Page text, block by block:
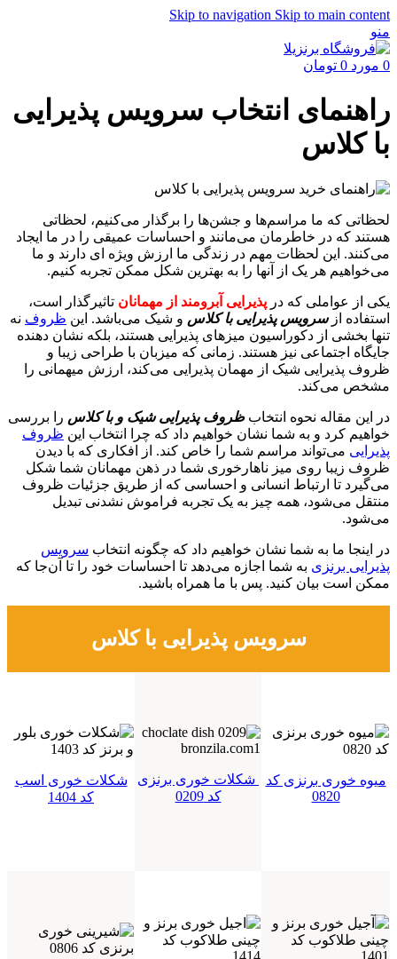
Skip to navigation Skip to main content
منو
0 مورد 0 تومان
راهنمای انتخاب سرویس پذیرایی
با کلاس
لحظاتی که ما مراسم‌ها و جشن‌ها را برگذار می‌کنیم، لحظاتی
هستند که در خاطرمان می‌مانند و احساسات عمیقی را در ما ایجاد
می‌کنند. این لحظات مهم در زندگی ما ارزش ویژه ای دارند و ما
می‌خواهیم هر یک از آنها را به بهترین شکل ممکن تجربه کنیم.
یکی از عواملی که در پذیرایی آبرومند از مهمانان تاثیرگذار است،
استفاده ازسرویس پذیرایی با کلاس و شیک می‌باشد. این ظروف نه
تنها بخشی از دکوراسیون میزهای پذیرایی هستند، بلکه نشان دهنده
جایگاه اجتماعی نیز هستند. زمانی که میزبان با طراحی زیبا و
ظروف پذیرایی شیک از مهمان پذیرایی می‌کند، ارزش میهمانی را
مشخص می‌کند.
در این مقاله نحوه انتخابظروف پذیرایی شیک و با کلاس را بررسی
خواهیم کرد و به شما نشان خواهیم داد که چرا انتخاب این ظروف
پذیرایی می‌تواند مراسم شما را خاص کند. از افکاری که با دیدن
ظروف زیبا روی میز ناهارخوری شما در ذهن مهمانان شما شکل
می‌گیرد تا ارتباط انسانی و احساسی که از طریق جزئیات ظروف
منتقل می‌شود، همه چیز به یک تجربه فراموش نشدنی تبدیل
می‌شود.
در اینجا ما به شما نشان خواهیم داد که چگونه انتخاب سرویس
پذیرایی برنزی به شما اجازه می‌دهد تا احساسات خود را تا آن‌جا که
ممکن است بیان کنید. پس با ما همراه باشید.
سرویس پذیرایی با کلاس
میوه خوری برنزی کد
0820
شکلات خوری برنزی
کد 0209
شکلات خوری اسب
کد 1404